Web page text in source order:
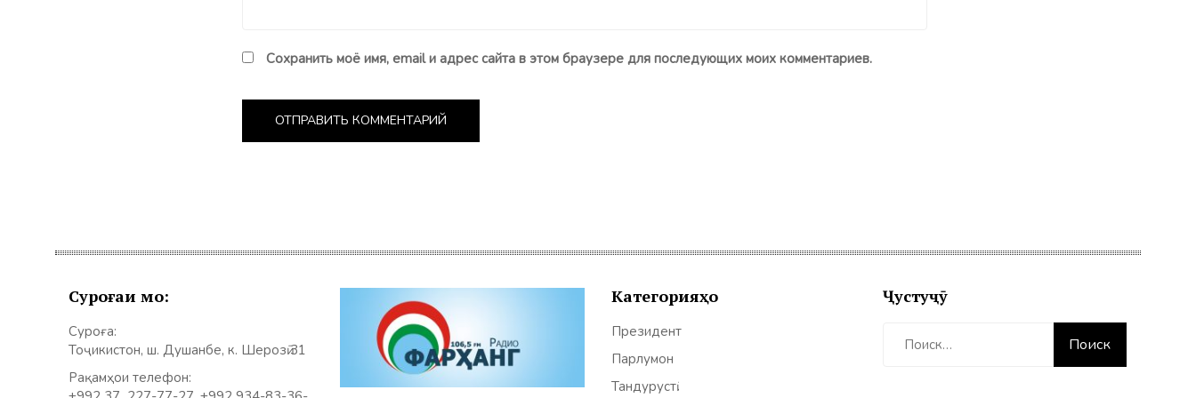
Сохранить моё имя, email и адрес сайта в этом браузере для последующих моих комментариев.
Суроғаи мо:
Суроға:
Тоҷикистон, ш. Душанбе, к. Шерозӣ 31
Рақамҳои телефон:
Категорияҳо
Президент
Парлумон
Тандурустӣ
Ҷустуҷӯ